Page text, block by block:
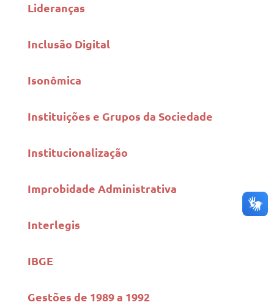
Lideranças
Inclusão Digital
Isonômica
Instituições e Grupos da Sociedade
Institucionalização
Improbidade Administrativa
Interlegis
IBGE
Gestões de 1989 a 1992